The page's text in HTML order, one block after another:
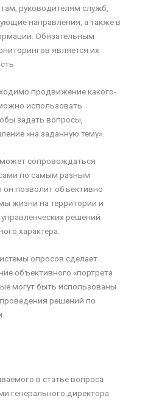
руководителям служб,
направления, а также в
Обязательным
является их
продвижение какого-
использовать
задать вопросы,
«на заданную тему».
сопровождаться
по самым разным
позволит объективно
жизни на территории и
решений
характера.
опросов сделает
объективного «портрета
могут быть использованы
решений по
в статье вопроса
генерального директора